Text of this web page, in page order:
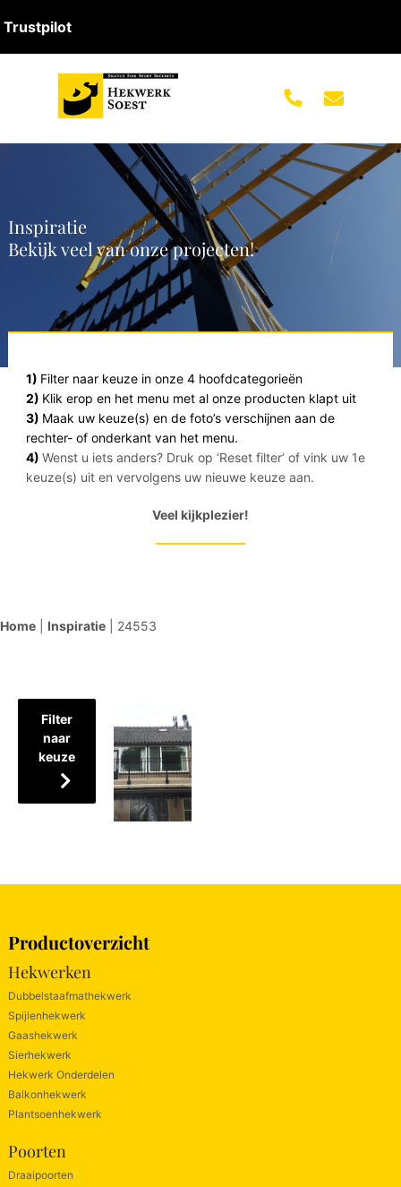
Trustpilot
Inspiratie
Bekijk veel van onze projecten!
1) Filter naar keuze in onze 4 hoofdcategorieën
2) Klik erop en het menu met al onze producten klapt uit
3) Maak uw keuze(s) en de foto’s verschijnen aan de
rechter- of onderkant van het menu.
4) Wenst u iets anders? Druk op ‘Reset filter’ of vink uw 1e
keuze(s) uit en vervolgens uw nieuwe keuze aan.
Veel kijkplezier!
Home Inspiratie 24553
Filter
naar
keuze
Productoverzicht
Hekwerken
Dubbelstaafmathekwerk
Spijlenhekwerk
Gaashekwerk
Sierhekwerk
Hekwerk Onderdelen
Balkonhekwerk
Plantsoenhekwerk
Poorten
Draaipoorten